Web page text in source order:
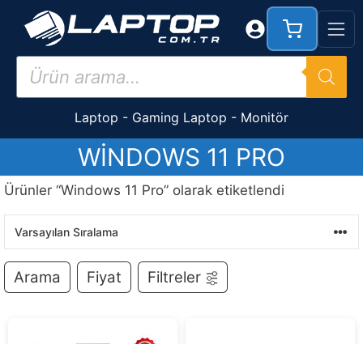
İçeriğe
Products
search
Laptop - Gaming Laptop - Monitör
WINDOWS 11 PRO
Ürünler “Windows 11 Pro” olarak etiketlendi
Arama Fiyat Filtreler